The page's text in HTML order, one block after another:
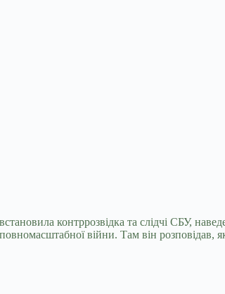
контррозвідка та слідчі СБУ,
війни. Там він розповідав,